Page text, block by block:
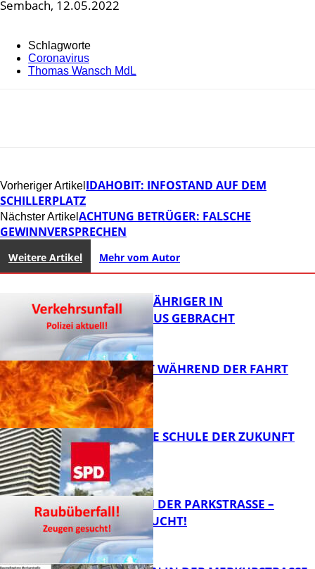
Sembach, 12.05.2022
Schlagworte
Coronavirus
Thomas Wansch MdL
Vorheriger Artikel IDAHOBIT: INFOSTAND AUF DEM
SCHILLERPLATZ
Nächster Artikel ACHTUNG BETRÜGER: FALSCHE
GEWINNVERSPRECHEN
Weitere Artikel Mehr vom Autor
FB News
UNFALL: 58-JÄHRIGER IN
KRANKENHAUS GEBRACHT
FB News
AUTO FÄNGT WÄHREND DER FAHRT
FEUER
WIE SIEHT DIE SCHULE DER ZUKUNFT
AUS?
ÜBERFALL IN DER PARKSTRASSE – Z
EUGEN GESUCHT!